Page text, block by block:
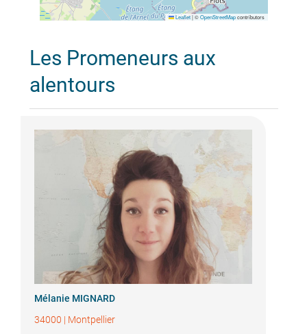
Leaflet |©OpenStreetMapcontributors
Les Promeneurs aux
alentours
Mélanie MIGNARD
34000 | Montpellier